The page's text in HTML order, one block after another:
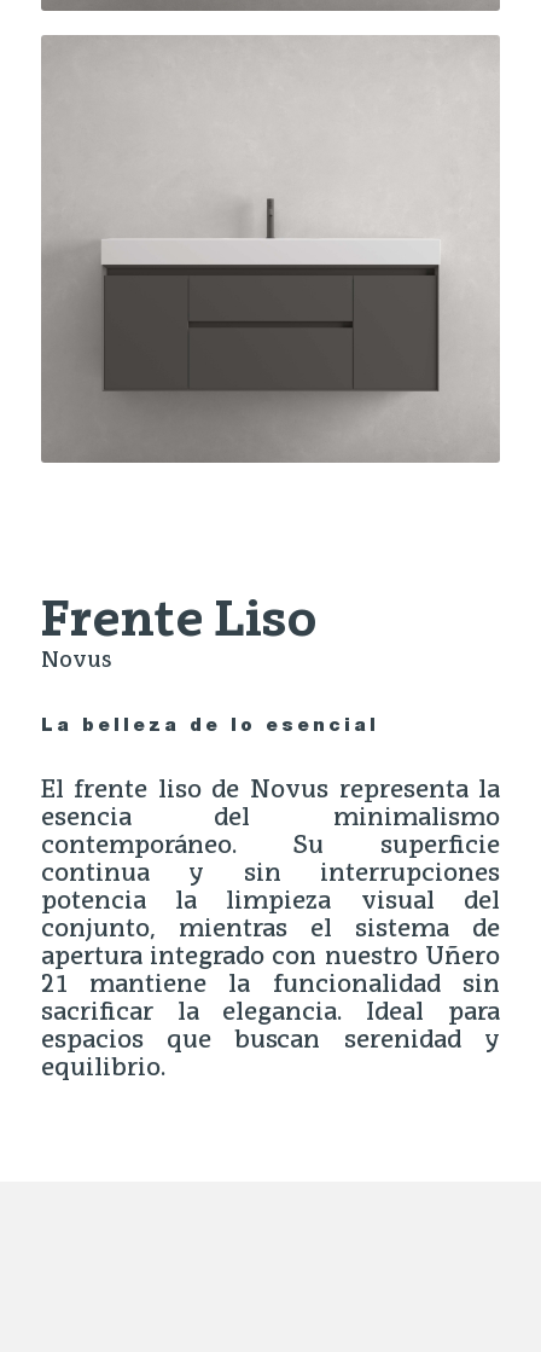
Frente Liso
Novus
La belleza de lo esencial
El frente liso de Novus representa la
esencia del minimalismo
contemporáneo. Su superficie
continua y sin interrupciones
potencia la limpieza visual del
conjunto, mientras el sistema de
apertura integrado con nuestro Uñero
21 mantiene la funcionalidad sin
sacrificar la elegancia. Ideal para
espacios que buscan serenidad y
equilibrio.